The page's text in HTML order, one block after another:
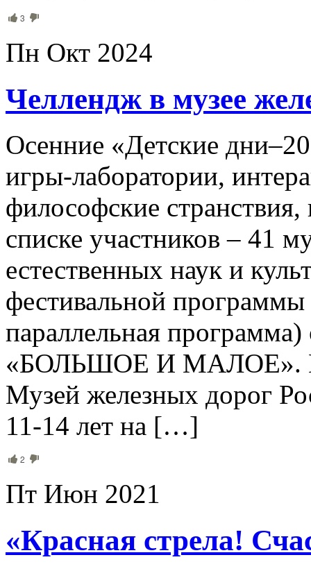
3
Пн Окт 2024
Челлендж в музее
Осенние «Детские
игры-лаборатории,
философские странствия,
списке участников – 41
естественных наук и
фестивальной
параллельная
«БОЛЬШОЕ И МАЛОЕ». В
Музей железных дорог
11-14 лет на […]
2
Пт Июн 2021
«Красная стрела!